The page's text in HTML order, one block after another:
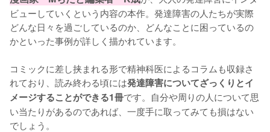
ビューしていくという内容の本作。発達障害の人たちが実際
どんな日々を過ごしているのか、どんなことに困っているの
かといった事例が詳しく描かれています。
コミックに差し挟まれる形で精神科医によるコラムも収録さ
れており、読み終わる頃には発達障害についてざっくりとイ
メージすることができる1冊です。自分や周りの人について思
い当たりがあるのであれば、一度手に取ってみても損はない
でしょう。